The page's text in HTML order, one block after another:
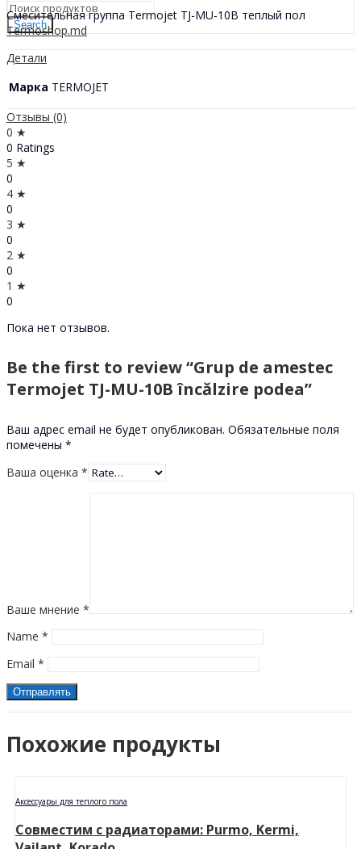
Search
Смесительная группа Termojet TJ-MU-10B теплый пол
Termoshop.md
Детали
Марка TERMOJET
Отзывы (0)
0 ★
0 Ratings
5 ★
0
4 ★
0
3 ★
0
2 ★
0
1 ★
0
Пока нет отзывов.
Be the first to review “Grup de amestec
Termojet TJ-MU-10B încălzire podea”
Ваш адрес email не будет опубликован. Обязательные поля
помечены *
Ваша оценка *
Ваше мнение *
Name *
Email *
Похожие продукты
Аксессуары для теплого пола
Совместим с радиаторами: Purmo, Kermi,